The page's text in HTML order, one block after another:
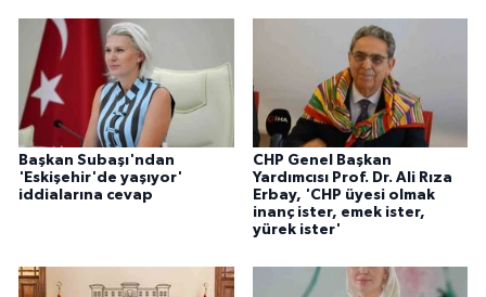
Başkan Subaşı'ndan
'Eskişehir'de yaşıyor'
iddialarına cevap
CHP Genel Başkan
Yardımcısı Prof. Dr. Ali Rıza
Erbay, 'CHP üyesi olmak
inanç ister, emek ister,
yürek ister'
SPOR HABERLERİ
TEKNOLOJİ
Turizm
ÜLKE GÜNDEMİ